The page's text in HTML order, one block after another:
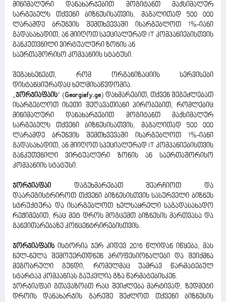
მინიმალური დანახარჯებით მოგიტანთ მაქსიმალურ
სარგებელს თქვენი ბიზნესისათვის, მაგალითად 500 000
ლარამდე ბრუნვის შემთხვევაში ისარგებლოთ 1%-იანი
გადასახადით, ან მიიღოთ სპეციალურად IT კომპანიებისთვის
განკუთვნილი ვირტუალური ზონის ან
საერთაშორისო კომპანიის სტატუსი.
შეგახსენებთ, რომ ორგანიზაციის სერვისები
დისტანციურადაც ხელმისაწვდომია.
„ჯორჯიაფაის“ (Georgiafy.ge) დახმარებით, თქვენ შეგეძლებათ
ისარგებლოთ ისეთი შეღავათიანი პირობებით, რომლებიც
მინიმალური დანახარჯებით მოგიტანთ მაქსიმალურ
სარგებელს თქვენი ბიზნესისათვის, მაგალითად 500 000
ლარამდე ბრუნვის შემთხვევაში ისარგებლოთ 1%-იანი
გადასახადით, ან მიიღოთ სპეციალურად IT კომპანიებისთვის
განკუთვნილი ვირტუალური ზონის ან საერთაშორისო
კომპანიის სტატუსი.
ჯორჯიაფაი დაგეხმარებათ შეარჩიოთ და
დაარეგისტრიროთ თქვენი ბიზნესისთვის სასურველი ბიზნეს
სტრუქტურა და ისარგებლოთ ხელსაყრელი საგადასახადო
რეჟიმებით, რაც მეტ დროს მოგცემთ ბიზნესის მართვასა და
განვითარებაზე კონცენტრირებისთვის.
ჯორჯიაფაის ისტორია ჯერ კიდევ 2016 წლიდან იწყება, მას
ნელ-ნელა შემოუერთდნენ პროფესიონალები და შეიქმნა
მეგობრული გუნდი, რომელმაც უამრავ წარმატებულ
სტარტაპ კომპანიას გაუკვლია გზა წარმატებისკენ.
ჯორჯიაფაი გთავაზობთ რაც შეიძლება მარტივად, ზედმეტი
დროის დანახარჯის გარეშე შეძლოთ თქვენი ბიზნესის